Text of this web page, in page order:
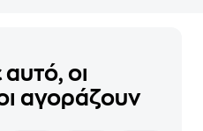
αυτό, οι
αγοράζουν